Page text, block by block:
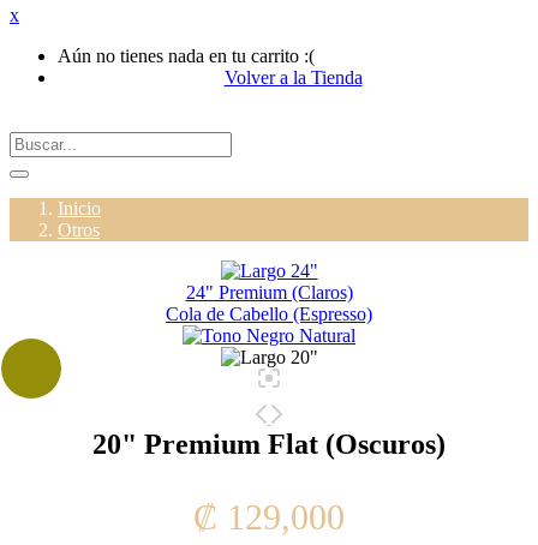
x
Aún no tienes nada en tu carrito :(
Volver a la Tienda
Inicio
Otros
24" Premium (Claros)
Cola de Cabello (Espresso)
20" Premium Flat (Oscuros)
₡ 129,000